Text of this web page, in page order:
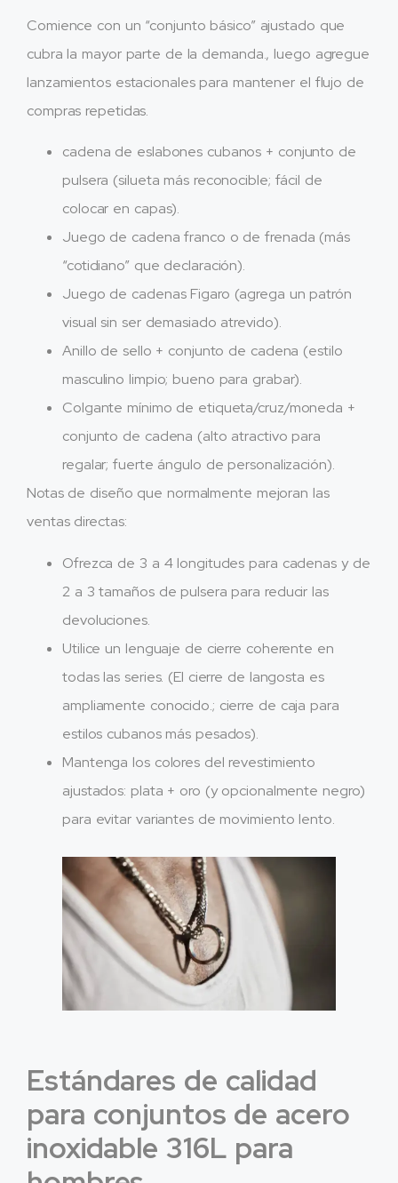
Comience con un “conjunto básico” ajustado que
cubra la mayor parte de la demanda., luego agregue
lanzamientos estacionales para mantener el flujo de
compras repetidas.
cadena de eslabones cubanos + conjunto de
pulsera (silueta más reconocible; fácil de
colocar en capas).
Juego de cadena franco o de frenada (más
“cotidiano” que declaración).
Juego de cadenas Figaro (agrega un patrón
visual sin ser demasiado atrevido).
Anillo de sello + conjunto de cadena (estilo
masculino limpio; bueno para grabar).
Colgante mínimo de etiqueta/cruz/moneda +
conjunto de cadena (alto atractivo para
regalar; fuerte ángulo de personalización).
Notas de diseño que normalmente mejoran las
ventas directas:
Ofrezca de 3 a 4 longitudes para cadenas y de
2 a 3 tamaños de pulsera para reducir las
devoluciones.
Utilice un lenguaje de cierre coherente en
todas las series. (El cierre de langosta es
ampliamente conocido.; cierre de caja para
estilos cubanos más pesados).
Mantenga los colores del revestimiento
ajustados: plata + oro (y opcionalmente negro)
para evitar variantes de movimiento lento.
Estándares de calidad
para conjuntos de acero
inoxidable 316L para